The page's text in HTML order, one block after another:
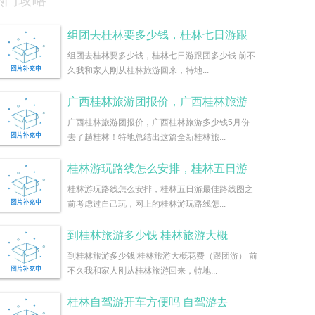
组团去桂林要多少钱，桂林七日游跟
组团去桂林要多少钱，桂林七日游跟团多少钱 前不
久我和家人刚从桂林旅游回来，特地...
广西桂林旅游团报价，广西桂林旅游
广西桂林旅游团报价，广西桂林旅游多少钱5月份
去了趟桂林！特地总结出这篇全新桂林旅...
桂林游玩路线怎么安排，桂林五日游
桂林游玩路线怎么安排，桂林五日游最佳路线图之
前考虑过自己玩，网上的桂林游玩路线怎...
到桂林旅游多少钱 桂林旅游大概
到桂林旅游多少钱|桂林旅游大概花费（跟团游） 前
不久我和家人刚从桂林旅游回来，特地...
桂林自驾游开车方便吗 自驾游去